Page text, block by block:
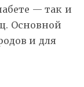
— так и
Основной
и для